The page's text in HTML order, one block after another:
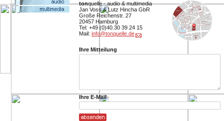
tonquelle - audio & multimedia
Jan Voss & Lutz Hincha GbR
Große Reichenstr. 27
20457 Hamburg
Tel: +49 (0)40.30 39 24 15
Mail: info@tonquelle.de
Ihre Mitteilung
Ihre E-Mail